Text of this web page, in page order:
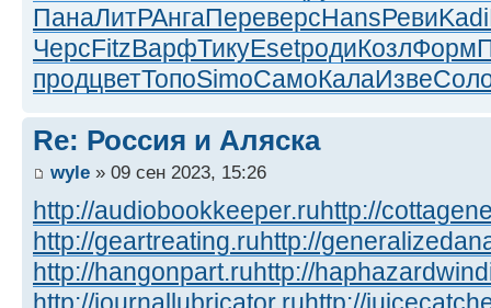
ПанаЛитРАнгаПереверсHansРевиKadi
ЧерсFitzВарфТикуEsetродиКозлФорм
продцветТопоSimoСамоКалаИзве
Re: Россия и Аляска
wyle » 09 сен 2023, 15:26
http://audiobookkeeper.ruhttp://
http://geartreating.ruhttp://
http://hangonpart.ruhttp://